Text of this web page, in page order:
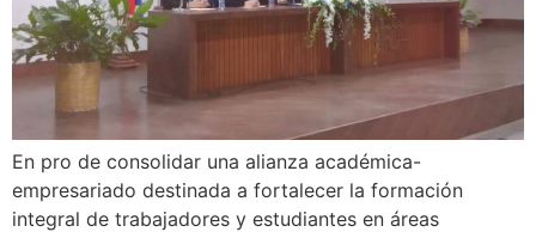
En pro de consolidar una alianza académica-
empresariado destinada a fortalecer la formación
integral de trabajadores y estudiantes en áreas